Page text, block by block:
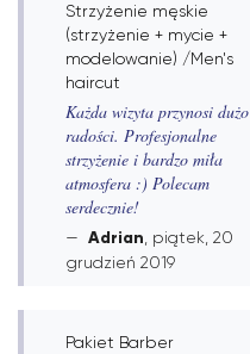
Strzyżenie męskie
(strzyżenie + mycie +
modelowanie) /Men's
haircut
Każda wizyta przynosi dużo
radości. Profesjonalne
strzyżenie i bardzo miła
atmosfera :) Polecam
serdecznie!
Adrian , piątek, 20
grudzień 2019
Pakiet Barber